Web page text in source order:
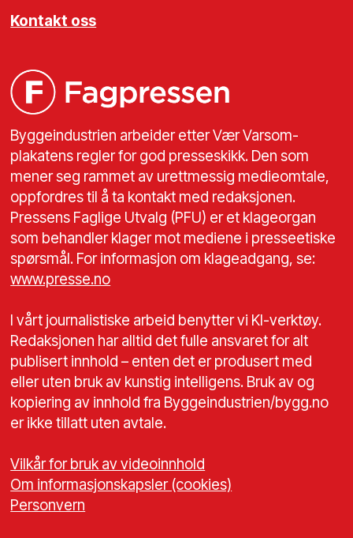
Kontakt oss
Byggeindustrien arbeider etter Vær Varsom-
plakatens regler for god presseskikk. Den som
mener seg rammet av urettmessig medieomtale,
oppfordres til å ta kontakt med redaksjonen.
Pressens Faglige Utvalg (PFU) er et klageorgan
som behandler klager mot mediene i presseetiske
spørsmål. For informasjon om klageadgang, se:
www.presse.no
I vårt journalistiske arbeid benytter vi KI-verktøy.
Redaksjonen har alltid det fulle ansvaret for alt
publisert innhold – enten det er produsert med
eller uten bruk av kunstig intelligens. Bruk av og
kopiering av innhold fra Byggeindustrien/bygg.no
er ikke tillatt uten avtale.
Vilkår for bruk av videoinnhold
Om informasjonskapsler (cookies)
Personvern